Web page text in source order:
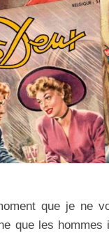
que je ne
que les hommes